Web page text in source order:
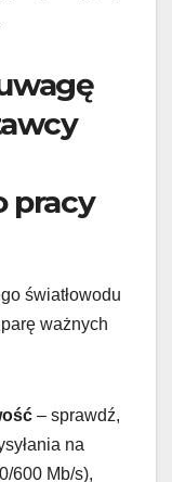
pracy
światłowodu
ważnych
– sprawdź,
na
600 Mb/s),